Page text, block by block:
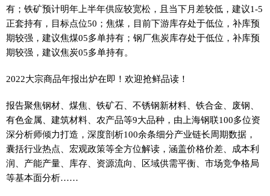
有；铁矿预计明年上半年供应较宽松，且当下月差较低，建议1-5
正套持有，目标点位50；焦煤，目前下游库存处于低位，补库预
期较强，建议焦煤05多单持有；钢厂焦炭库存处于低位，补库预
期较强，建议焦炭05多单持有。
2022大宗商品年报出炉在即！欢迎抢鲜品读！
报告聚焦钢材、煤焦、铁矿石、不锈钢新材料、铁合金、废钢、
有色金属、建筑材料、农产品等9大品种，由上海钢联100多位资
深分析师倾力打造，深度剖析100余条细分产业链长周期数据，
囊括行业热点、宏观政策等全方位解读，涵盖价格价差、成本利
润、产能产量、库存、资源流向、区域供需平衡、市场竞争格局
等基本面分析……